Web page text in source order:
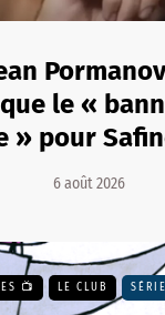
le «
» pour
6 août 2026
📺 LE CLUB